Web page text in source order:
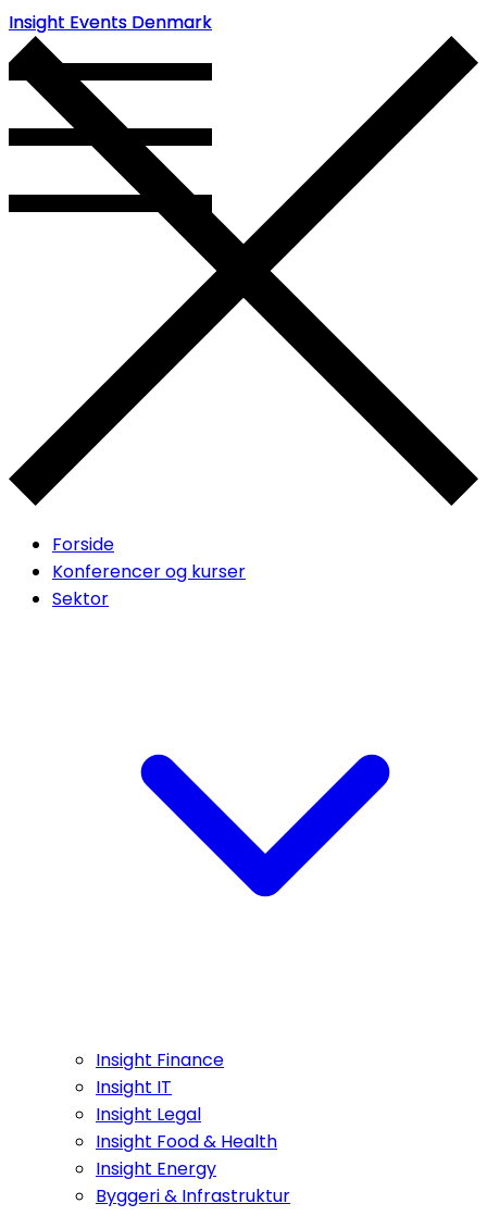
Insight Events Denmark
Insight Events Denmark
Forside
Konferencer og kurser
Sektor
Insight Finance
Insight IT
Insight Legal
Insight Food & Health
Insight Energy
Byggeri & Infrastruktur